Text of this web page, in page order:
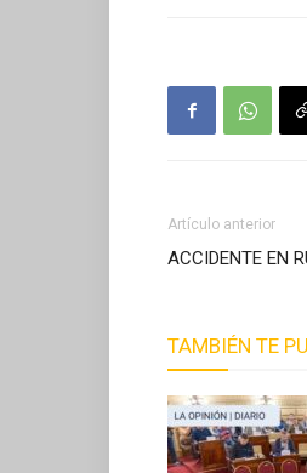
Artículo anterior
ACCIDENTE EN
TAMBIÉN TE